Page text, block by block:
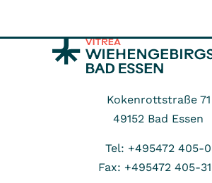
Kokenrottstraße 71
49152 Bad Essen
Tel: +495472 405-0
Fax: +495472 405-